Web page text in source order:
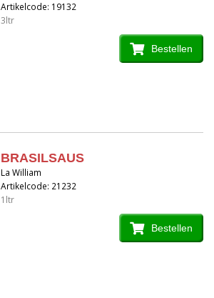
Artikelcode: 19132
3ltr
Bestellen
BRASILSAUS
La William
Artikelcode: 21232
1ltr
Bestellen